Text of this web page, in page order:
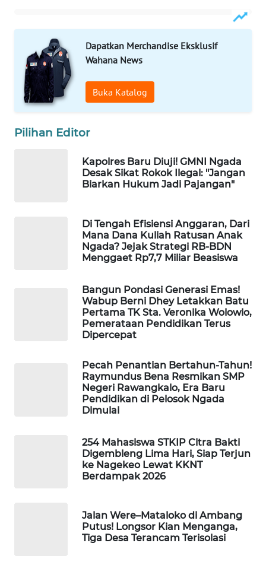
Dapatkan Merchandise Eksklusif
Wahana News
Buka Katalog
Pilihan Editor
Kapolres Baru Diuji! GMNI Ngada
Desak Sikat Rokok Ilegal: "Jangan
Biarkan Hukum Jadi Pajangan"
Di Tengah Efisiensi Anggaran, Dari
Mana Dana Kuliah Ratusan Anak
Ngada? Jejak Strategi RB-BDN
Menggaet Rp7,7 Miliar Beasiswa
Bangun Pondasi Generasi Emas!
Wabup Berni Dhey Letakkan Batu
Pertama TK Sta. Veronika Wolowio,
Pemerataan Pendidikan Terus
Dipercepat
Pecah Penantian Bertahun-Tahun!
Raymundus Bena Resmikan SMP
Negeri Rawangkalo, Era Baru
Pendidikan di Pelosok Ngada
Dimulai
254 Mahasiswa STKIP Citra Bakti
Digembleng Lima Hari, Siap Terjun
ke Nagekeo Lewat KKNT
Berdampak 2026
Jalan Were–Mataloko di Ambang
Putus! Longsor Kian Menganga,
Tiga Desa Terancam Terisolasi
OTOMOTIF
WAHANA
HEALTH
WAHANA
WISATA